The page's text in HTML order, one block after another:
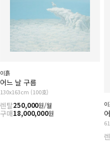
이흙
어느 날 구름
130x163cm (100호)
렌탈250,000원/월
구매18,000,000원